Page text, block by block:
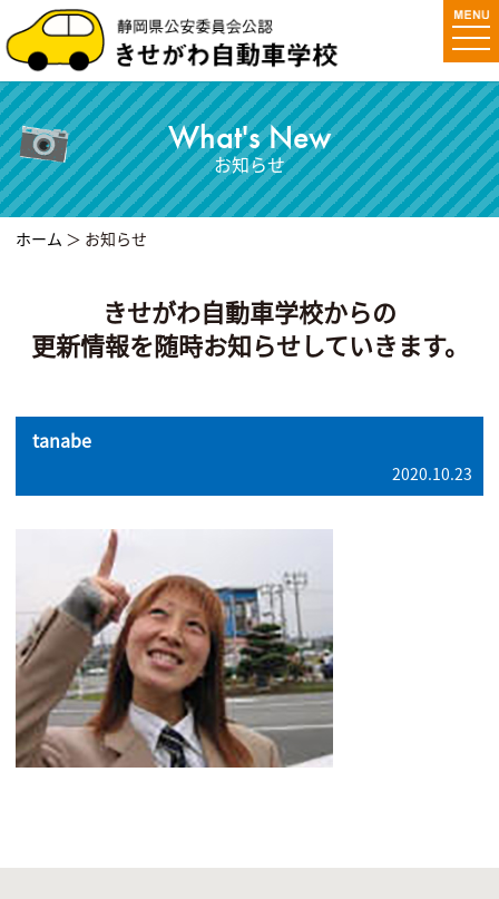
What's New
お知らせ
ホーム ＞ お知らせ
きせがわ自動車学校からの
更新情報を随時お知らせしていきます。
tanabe
2020.10.23